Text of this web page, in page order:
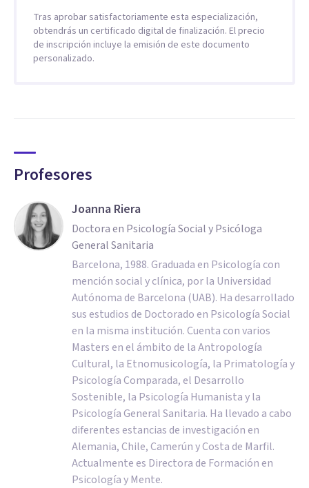
Tras aprobar satisfactoriamente esta especialización,
obtendrás un certificado digital de finalización. El precio
de inscripción incluye la emisión de este documento
personalizado.
Profesores
Joanna Riera
Doctora en Psicología Social y Psicóloga
General Sanitaria
Barcelona, 1988. Graduada en Psicología con
mención social y clínica, por la Universidad
Autónoma de Barcelona (UAB). Ha desarrollado
sus estudios de Doctorado en Psicología Social
en la misma institución. Cuenta con varios
Masters en el ámbito de la Antropología
Cultural, la Etnomusicología, la Primatología y
Psicología Comparada, el Desarrollo
Sostenible, la Psicología Humanista y la
Psicología General Sanitaria. Ha llevado a cabo
diferentes estancias de investigación en
Alemania, Chile, Camerún y Costa de Marfil.
Actualmente es Directora de Formación en
Psicología y Mente.